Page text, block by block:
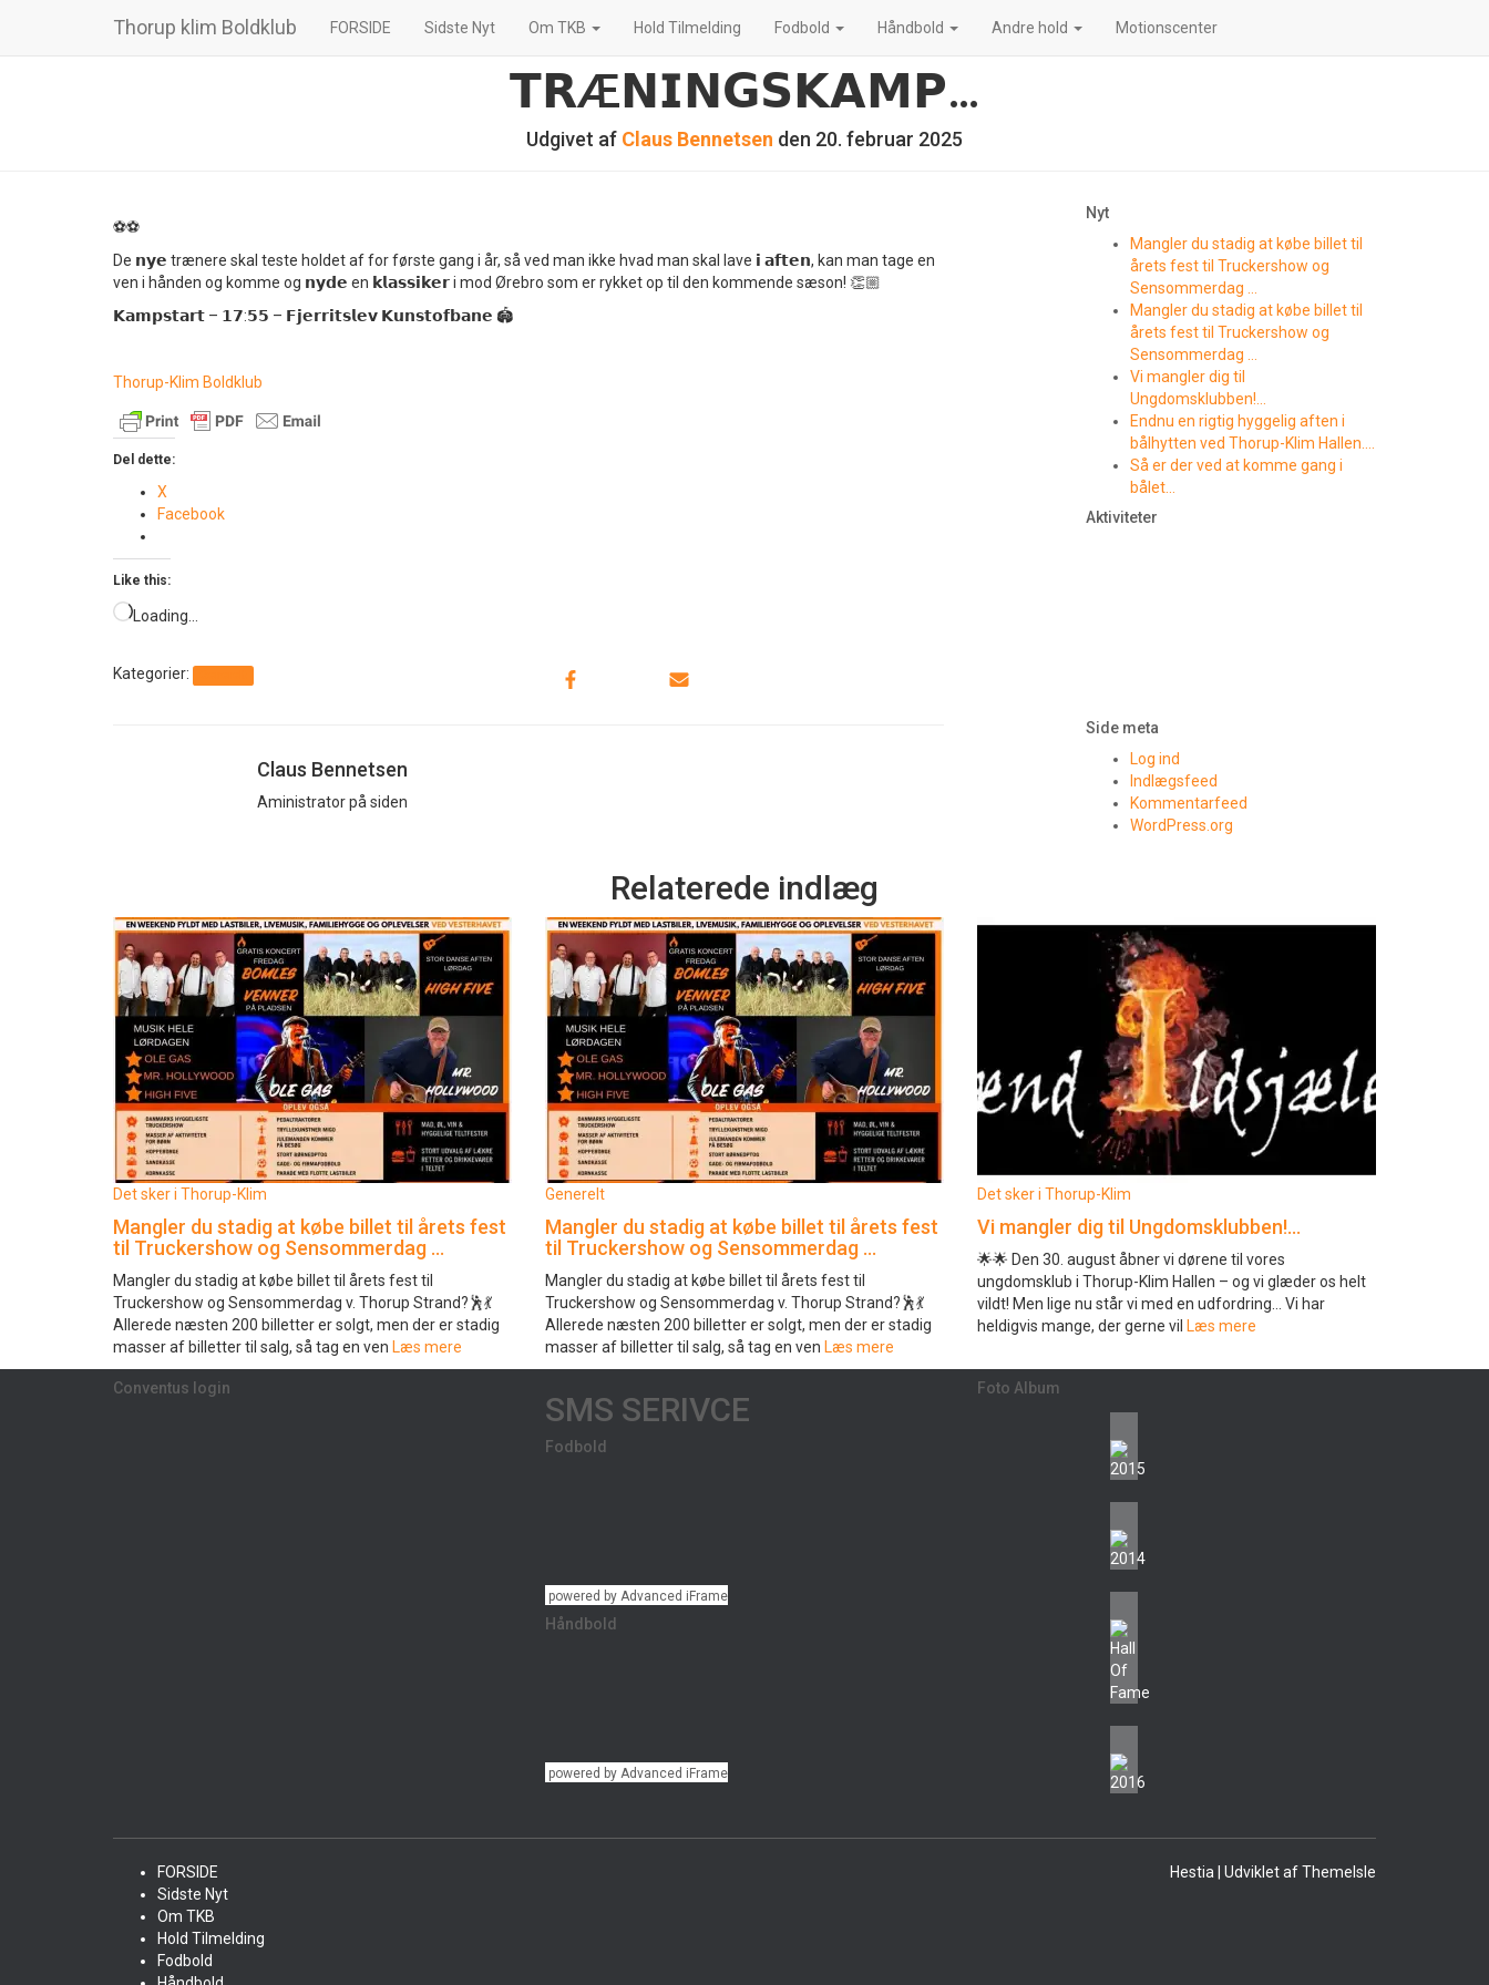
Thorup klim Boldklub FORSIDE Sidste Nyt Om TKB Hold Tilmelding Fodbold Håndbold Andre hold Motionscenter
𝗧𝗥Æ𝗡𝗜𝗡𝗚𝗦𝗞𝗔𝗠𝗣…
Udgivet af Claus Bennetsen den 20. februar 2025
⚽️⚽️
De 𝗻𝘆𝗲 trænere skal teste holdet af for første gang i år, så ved man ikke hvad man skal lave 𝗶 𝗮𝗳𝘁𝗲𝗻, kan man tage en
ven i hånden og komme og 𝗻𝘆𝗱𝗲 en 𝗸𝗹𝗮𝘀𝘀𝗶𝗸𝗲𝗿 i mod Ørebro som er rykket op til den kommende sæson! 👏🏼
𝗞𝗮𝗺𝗽𝘀𝘁𝗮𝗿𝘁 – 𝟭𝟳:𝟱𝟱 – 𝗙𝗷𝗲𝗿𝗿𝗶𝘁𝘀𝗹𝗲𝘃 𝗞𝘂𝗻𝘀𝘁𝗼𝗳𝗯𝗮𝗻𝗲 🏟️
Thorup-Klim Boldklub
Del dette:
X
Facebook
Like this:
Loading…
Kategorier:
Claus Bennetsen
Aministrator på siden
Nyt
Mangler du stadig at købe billet til
årets fest til Truckershow og
Sensommerdag …
Mangler du stadig at købe billet til
årets fest til Truckershow og
Sensommerdag …
Vi mangler dig til
Ungdomsklubben!…
Endnu en rigtig hyggelig aften i
bålhytten ved Thorup-Klim Hallen….
Så er der ved at komme gang i
bålet…
Aktiviteter
Side meta
Log ind
Indlægsfeed
Kommentarfeed
WordPress.org
Relaterede indlæg
Det sker i Thorup-Klim
Mangler du stadig at købe billet til årets fest
til Truckershow og Sensommerdag …
Mangler du stadig at købe billet til årets fest til
Truckershow og Sensommerdag v. Thorup Strand?🕺💃
Allerede næsten 200 billetter er solgt, men der er stadig
masser af billetter til salg, så tag en ven Læs mere
Generelt
Mangler du stadig at købe billet til årets fest
til Truckershow og Sensommerdag …
Mangler du stadig at købe billet til årets fest til
Truckershow og Sensommerdag v. Thorup Strand?🕺💃
Allerede næsten 200 billetter er solgt, men der er stadig
masser af billetter til salg, så tag en ven Læs mere
Det sker i Thorup-Klim
Vi mangler dig til Ungdomsklubben!…
🌟🌟 Den 30. august åbner vi dørene til vores
ungdomsklub i Thorup-Klim Hallen – og vi glæder os helt
vildt! Men lige nu står vi med en udfordring… Vi har
heldigvis mange, der gerne vil Læs mere
Conventus login
SMS SERIVCE
Fodbold
powered by Advanced iFrame
Håndbold
powered by Advanced iFrame
Foto Album
FORSIDE
Sidste Nyt
Om TKB
Hold Tilmelding
Fodbold
Hestia | Udviklet afThemeIsle